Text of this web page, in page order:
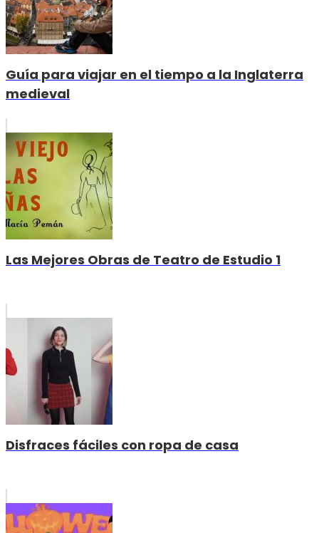
Guía para viajar en el tiempo a la Inglaterra
medieval
Las Mejores Obras de Teatro de Estudio 1
Disfraces fáciles con ropa de casa